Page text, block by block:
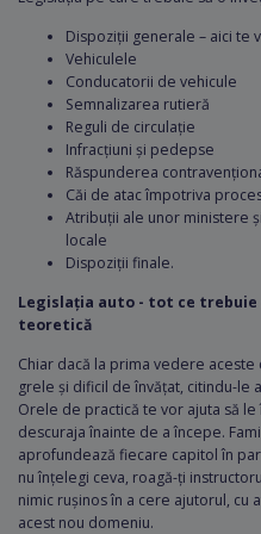
Dispoziții generale – aici te
Vehiculele
Conducatorii de vehicule
Semnalizarea rutieră
Reguli de circulație
Infracțiuni și pedepse
Răspunderea
Căi de atac împotriva
Atribuții ale unor ministere
locale
Dispoziții finale.
Legislația auto - tot ce trebuie
teoretică
Chiar dacă la prima vedere
grele și dificil de învățat, citindu-le
Orele de practică te vor ajuta să
descuraja înainte de a începe.
aprofundează fiecare capitol în
nu înțelegi ceva, roagă-ți
nimic rușinos în a cere ajutorul, cu
acest nou domeniu.